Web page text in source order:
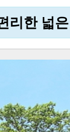
리한 넓은